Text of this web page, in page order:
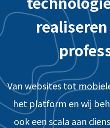
Van websites tot
het platform en wij
ook een scala aan